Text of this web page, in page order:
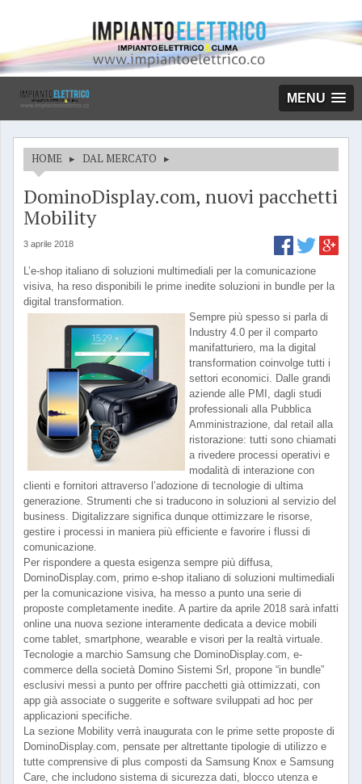
MENU
HOME ▸ DAL MERCATO ▸
DominoDisplay.com, nuovi pacchetti
Mobility
3 aprile 2018
L’e-shop italiano di soluzioni multimediali per la comunicazione
visiva, ha reso disponibili le prime inedite soluzioni in bundle per la
digital transformation.
Sempre più spesso si parla di
Industry 4.0 per il comparto
manifatturiero, ma la digital
transformation coinvolge tutti i
settori economici. Dalle grandi
aziende alle PMI, dagli studi
professionali alla Pubblica
Amministrazione, dal retail alla
ristorazione: tutti sono chiamati
a rivedere processi operativi e
modalità di interazione con
clienti e fornitori attraverso l’adozione di tecnologie di ultima
generazione. Strumenti che si traducono in soluzioni al servizio del
business. Digitalizzare significa dunque ottimizzare le risorse,
gestire i processi in maniera più efficiente e favorire i flussi di
comunicazione.
Per rispondere a questa esigenza sempre più diffusa,
DominoDisplay.com, primo e-shop italiano di soluzioni multimediali
per la comunicazione visiva, ha messo a punto una serie di
proposte completamente inedite. A partire da aprile 2018 sarà infatti
online una nuova sezione interamente dedicata a device mobili
come tablet, smartphone, wearable e visori per la realtà virtuale.
Tecnologie a marchio Samsung che DominoDisplay.com, e-
commerce della società Domino Sistemi Srl, propone “in bundle”
esclusivi messi a punto per offrire pacchetti già ottimizzati, con
app già associate o suggerite e software sviluppati ad hoc per
applicazioni specifiche.
La sezione Mobility verrà inaugurata con le prime sette proposte di
DominoDisplay.com, pensate per altrettante tipologie di utilizzo e
tutte comprensive di plus composti da Samsung Knox e Samsung
Care, che includono sistema di sicurezza dati, blocco utenza e